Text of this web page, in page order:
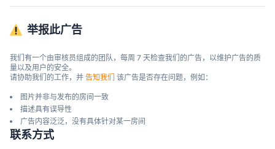
举报此广告
我们有一个由审核员组成的团队，每周 7 天检查我们的广告，以维护广告的质
量以及用户的安全。
请协助我们的工作，并 告知我们 该广告是否存在问题，例如：
图片并非与发布的房间一致
描述具有误导性
广告内容泛泛，没有具体针对某一房间
联系方式